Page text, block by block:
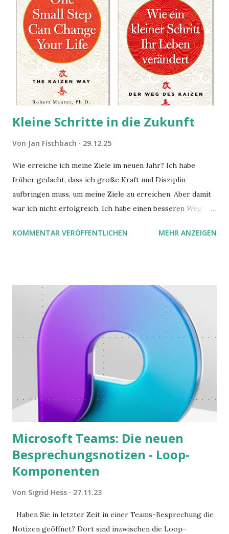
Kleine Schritte in die Zukunft
Von Jan Fischbach 29.12.25
Wie erreiche ich meine Ziele im neuen Jahr? Ich habe
früher gedacht, dass ich große Kraft und Disziplin
aufbringen muss, um meine Ziele zu erreichen. Aber damit
war ich nicht erfolgreich. Ich habe einen besseren Weg in
möchte. Darin habe ich zwei gute Begründungen gefunden,
KOMMENTAR VERÖFFENTLICHEN MEHR ANZEIGEN
Microsoft Teams: Die neuen
Besprechungsnotizen - Loop-
Komponenten
Von Sigrid Hess 27.11.23
Haben Sie in letzter Zeit in einer Teams-Besprechung die
Notizen geöffnet? Dort sind inzwischen die Loop-